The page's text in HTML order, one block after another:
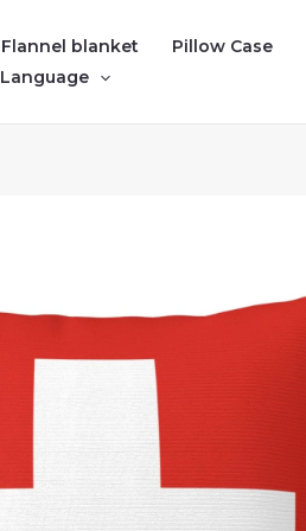
Flannel blanket Pillow Case
Language